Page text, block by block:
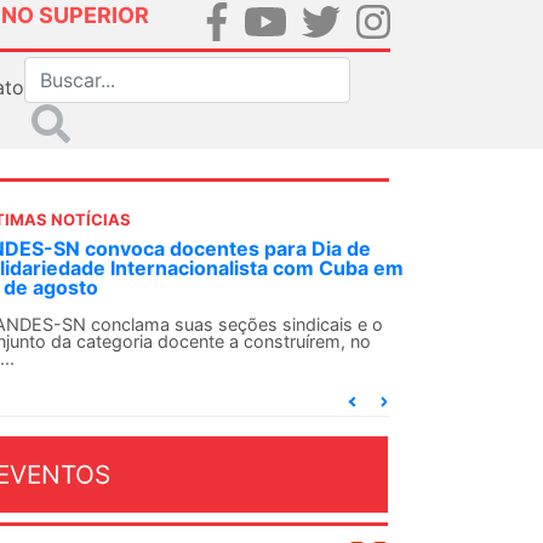
SUPERIOR
NOTÍCIAS
em
e o
Em decisão inédita, Justiça Federal condena
ex-agente da ditadura por estupro
Federal Criminal do Rio de Janeiro condenou o...